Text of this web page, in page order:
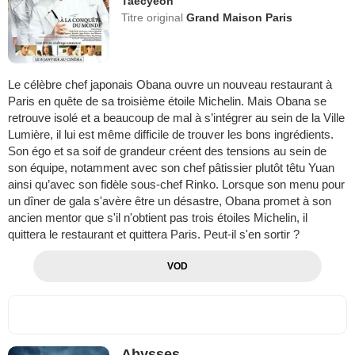
Titre originalGrand Maison Paris
Le célèbre chef japonais Obana ouvre un nouveau restaurant à
Paris en quête de sa troisième étoile Michelin. Mais Obana se
retrouve isolé et a beaucoup de mal à s’intégrer au sein de la Ville
Lumière, il lui est même difficile de trouver les bons ingrédients.
Son égo et sa soif de grandeur créent des tensions au sein de
son équipe, notamment avec son chef pâtissier plutôt têtu Yuan
ainsi qu’avec son fidèle sous-chef Rinko. Lorsque son menu pour
un dîner de gala s'avère être un désastre, Obana promet à son
ancien mentor que s'il n'obtient pas trois étoiles Michelin, il
quittera le restaurant et quittera Paris. Peut-il s'en sortir ?
VOD